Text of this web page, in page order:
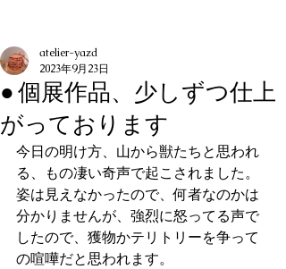
● 個展作品、少しずつ仕上
がっております
atelier-yazd
2023年9月23日
今日の明け方、山から獣たちと思われ
る、もの凄い奇声で起こされました。
姿は見えなかったので、何者なのかは
分かりませんが、強烈に怒ってる声で
したので、獲物かテリトリーを争って
の喧嘩だと思われます。